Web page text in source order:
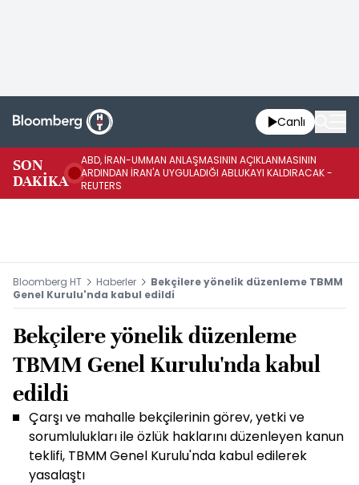
Canlı
SON
DAKİKA
ABD, İRAN-UMMAN ANLAŞMASININ AÇIKLANMASININ
ARDINDAN İRAN'A UYGULADIĞI ABLUKAYI KALDIRACAK -
REUTERS
Bloomberg HT Haberler
Bekçilere yönelik düzenleme TBMM
Genel Kurulu'nda kabul edildi
Bekçilere yönelik düzenleme
TBMM Genel Kurulu'nda kabul
edildi
Çarşı ve mahalle bekçilerinin görev, yetki ve
sorumlulukları ile özlük haklarını düzenleyen kanun
teklifi, TBMM Genel Kurulu'nda kabul edilerek
yasalaştı